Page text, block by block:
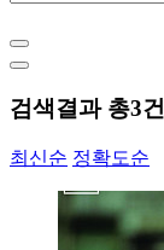
검색결과 총3건
최신순 정확도순